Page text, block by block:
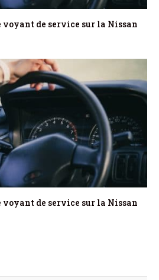
de service sur la Nissan
de service sur la Nissan